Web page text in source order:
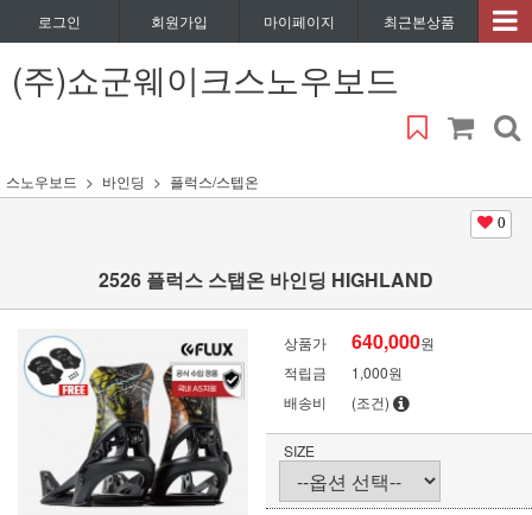
로그인 회원가입 마이페이지 최근본상품
(주)쇼군웨이크스노우보드
스노우보드 바인딩 플럭스/스텝온
0
2526 플럭스 스탭온 바인딩 HIGHLAND
상품가 640,000원
적립금
1,000원
배송비
(조건)
SIZE